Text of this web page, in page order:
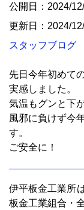
公開日：2024/
更新日：2024/
スタッフブログ
先日今年初めて
実感しました。
気温もグンと下
風邪に負けず今
す。
ご安全に！
伊平板金工業所
板金工業組合・